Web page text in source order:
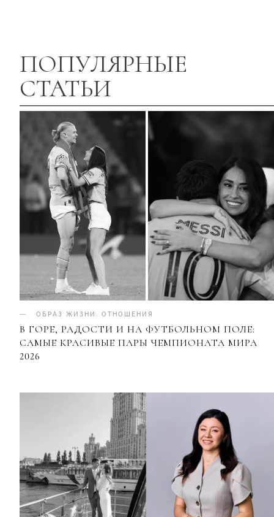
ПОПУЛЯРНЫЕ
СТАТЬИ
ОБРАЗ ЖИЗНИ . ОТНОШЕНИЯ
В ГОРЕ, РАДОСТИ И НА ФУТБОЛЬНОМ ПОЛЕ:
САМЫЕ КРАСИВЫЕ ПАРЫ ЧЕМПИОНАТА МИРА
2026